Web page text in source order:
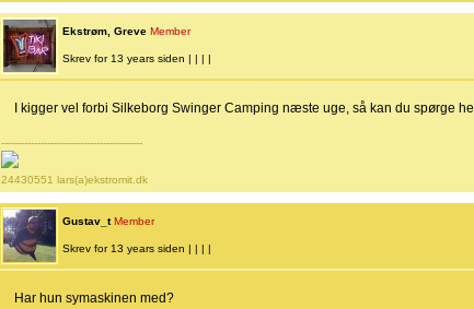
Ekstrøm, Greve Member
Skrev for 13 years siden | | | |
I kigger vel forbi Silkeborg Swinger Camping næste uge, så kan du spørge
-------------------------------------------
24430551 lars(a)ekstromit.dk
Gustav_t Member
Skrev for 13 years siden | | | |
Har hun symaskinen med?